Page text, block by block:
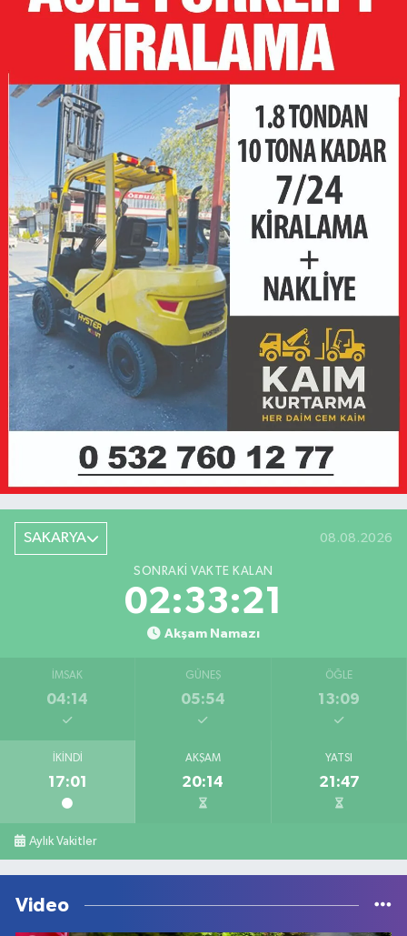
SAKARYA 08.08.2026
SONRAKI VAKTE KALAN
02:33:21
Akşam Namazı
İMSAK
04:14
GÜNEŞ
05:54
ÖĞLE
13:09
İKINDI
17:01
AKŞAM
20:14
YATSI
21:47
Aylık Vakitler
Video